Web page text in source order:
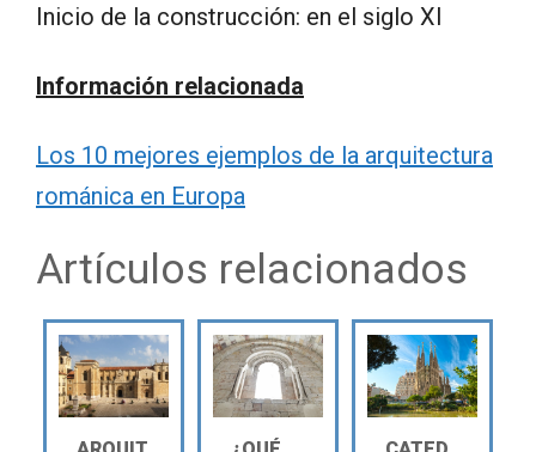
Inicio de la construcción: en el siglo XI
Información relacionada
Los 10 mejores ejemplos de la arquitectura
románica en Europa
Artículos relacionados